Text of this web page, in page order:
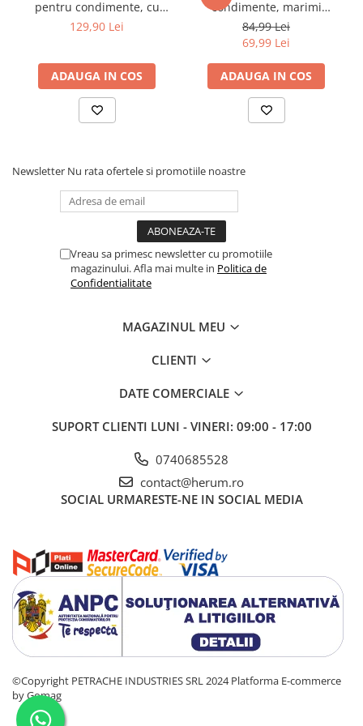
într-o activitate rapida si facila.
pentru condimente, cu
capac din bambus, lingurita
129,90 Lei
ADAUGA IN COS
condimente, marimi
diferite, sticla, PVC,
organizatoare,
Transparent/Maro,
600/700/1500 ml
84,99 Lei
69,99 Lei
ADAUGA IN COS
Newsletter Nu rata ofertele si promotiile noastre
Vreau sa primesc newsletter cu promotiile
magazinului. Afla mai multe in Politica de
Confidentialitate
MAGAZINUL MEU
CLIENTI
DATE COMERCIALE
SUPORT CLIENTI LUNI - VINERI: 09:00 - 17:00
0740685528
contact@herum.ro
SOCIAL URMARESTE-NE IN SOCIAL MEDIA
©Copyright PETRACHE INDUSTRIES SRL 2024Platforma E-commerce
by Gomag